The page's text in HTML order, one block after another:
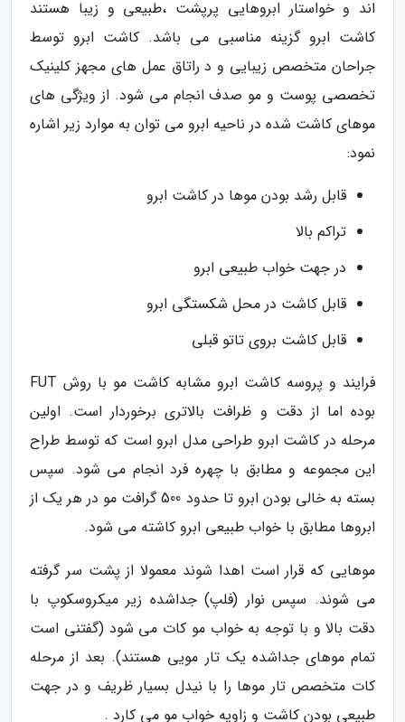
اند و خواستار ابروهایی پرپشت ،طبیعی و زیبا هستند
کاشت ابرو گزینه مناسبی می باشد. کاشت ابرو توسط
جراحان متخصص زیبایی و د راتاق عمل های مجهز کلینیک
تخصصی پوست و مو صدف انجام می شود. از ویژگی های
موهای کاشت شده در ناحیه ابرو می توان به موارد زیر اشاره
نمود:
قابل رشد بودن موها در کاشت ابرو
تراکم بالا
در جهت خواب طبیعی ابرو
قابل کاشت در محل شکستگی ابرو
قابل کاشت بروی تاتو قبلی
فرایند و پروسه کاشت ابرو مشابه کاشت مو با روش FUT
بوده اما از دقت و ظرافت بالاتری برخوردار است. اولین
مرحله در کاشت ابرو طراحی مدل ابرو است که توسط طراح
این مجموعه و مطابق با چهره فرد انجام می شود. سپس
بسته به خالی بودن ابرو تا حدود 500 گرافت مو در هر یک از
ابروها مطابق با خواب طبیعی ابرو کاشته می شود.
موهایی که قرار است اهدا شوند معمولا از پشت سر گرفته
می شوند. سپس نوار (فلپ) جداشده زیر میکروسکوپ با
دقت بالا و با توجه به خواب مو کات می شود (گفتنی است
تمام موهای جداشده یک تار مویی هستند). بعد از مرحله
کات متخصص تار موها را با نیدل بسیار ظریف و در جهت
طبیعی بودن کاشت و زاویه خواب مو می کارد .